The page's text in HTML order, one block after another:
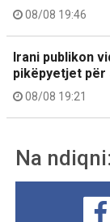
08/08 19:46
Irani publikon
pikëpyetjet për
08/08 19:21
Na ndiqni: